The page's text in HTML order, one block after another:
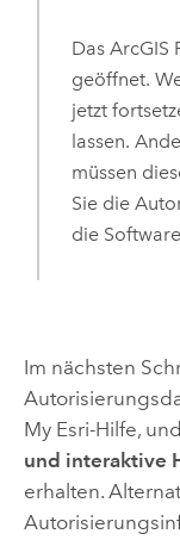
Das ArcGIS
geöffnet.
jetzt
lassen.
müssen
Sie die
die
Im nächsten
My Esri-Hilfe,
und interaktive
erhalten.